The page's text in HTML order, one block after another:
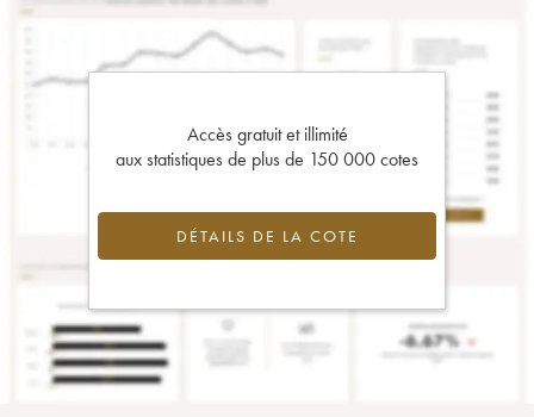
Accès gratuit et illimité
aux statistiques de plus de 150 000 cotes
DÉTAILS DE LA COTE